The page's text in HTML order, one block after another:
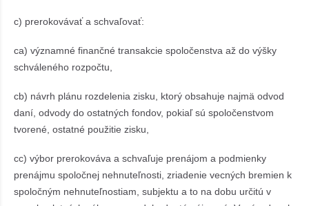
c) prerokovávať a schvaľovať:
ca) významné finančné transakcie spoločenstva až do výšky
schváleného rozpočtu,
cb) návrh plánu rozdelenia zisku, ktorý obsahuje najmä odvod
daní, odvody do ostatných fondov, pokiaľ sú spoločenstvom
tvorené, ostatné použitie zisku,
cc) výbor prerokováva a schvaľuje prenájom a podmienky
prenájmu spoločnej nehnuteľnosti, zriadenie vecných bremien k
spoločným nehnuteľnostiam, subjektu a to na dobu určitú v